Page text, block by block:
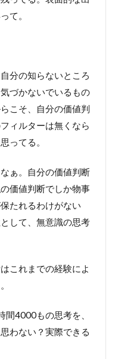
て。
分の知らないところ
づかないでいるもの
こそ、自分の価値判
ィルターは無くなら
ってる。
ぁ。自分の価値判断
価値判断でしか物事
たれるわけがない
して、無意識の思考
これまでの経験によ
間4000もの思考を、
わない？実際できる